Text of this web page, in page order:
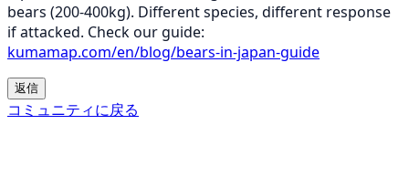
bears (200-400kg). Different species, different response
if attacked. Check our guide:
kumamap.com/en/blog/bears-in-japan-guide
返信
コミュニティに戻る